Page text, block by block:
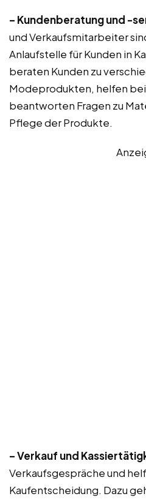
– Kundenberatung und -
und Verkaufsmitarbeiter
Anlaufstelle für Kunden in
beraten Kunden zu
Modeprodukten, helfen bei
beantworten Fragen zu
Pflege der Produkte.
– Verkauf und
Verkaufsgespräche und
Kaufentscheidung. Dazu